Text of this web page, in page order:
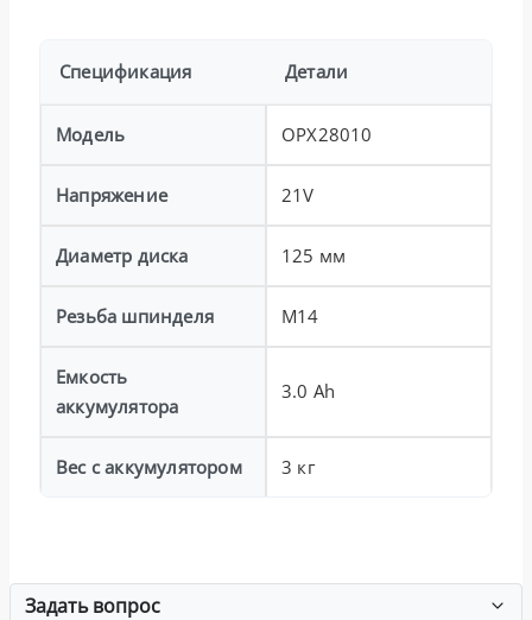
Спецификация Детали
Модель OPX28010
Напряжение 21V
Диаметр диска 125 мм
Резьба шпинделя M14
Емкость
аккумулятора
3.0 Ah
Вес с аккумулятором 3 кг
Задать вопрос